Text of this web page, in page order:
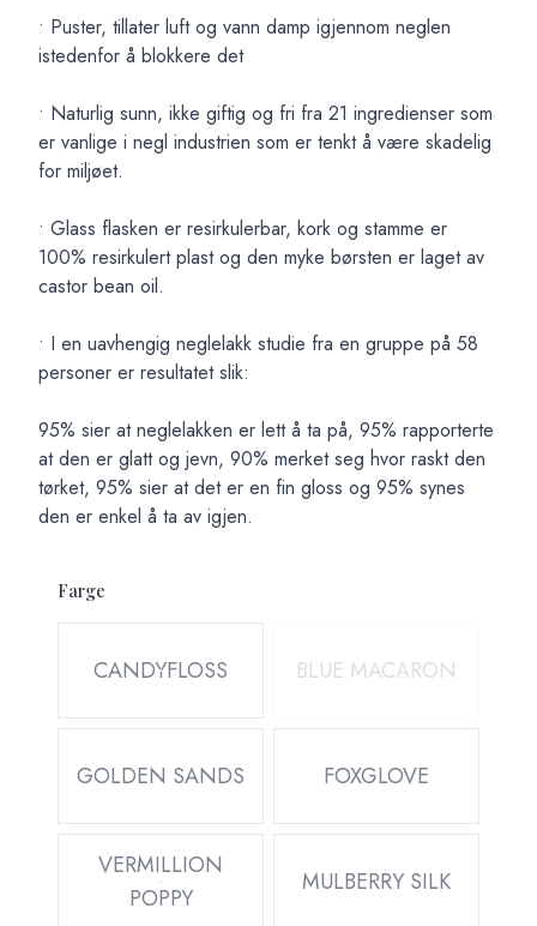
• Puster, tillater luft og vann damp igjennom neglen
istedenfor å blokkere det
• Naturlig sunn, ikke giftig og fri fra 21 ingredienser som
er vanlige i negl industrien som er tenkt å være skadelig
for miljøet.
• Glass flasken er resirkulerbar, kork og stamme er
100% resirkulert plast og den myke børsten er laget av
castor bean oil.
• I en uavhengig neglelakk studie fra en gruppe på 58
personer er resultatet slik:
95% sier at neglelakken er lett å ta på, 95% rapporterte
at den er glatt og jevn, 90% merket seg hvor raskt den
tørket, 95% sier at det er en fin gloss og 95% synes
den er enkel å ta av igjen.
Farge
Velg en Farge
CANDYFLOSS BLUE MACARON
GOLDEN SANDS FOXGLOVE
VERMILLION
POPPY
MULBERRY SILK